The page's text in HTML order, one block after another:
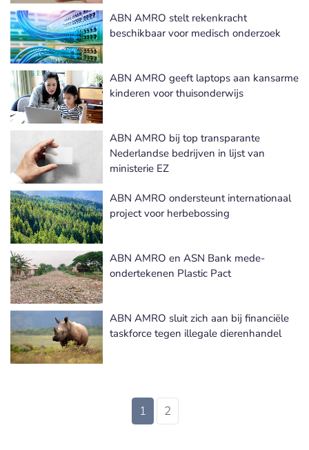
ABN AMRO stelt rekenkracht
beschikbaar voor medisch onderzoek
ABN AMRO geeft laptops aan kansarme
kinderen voor thuisonderwijs
ABN AMRO bij top transparante
Nederlandse bedrijven in lijst van
ministerie EZ
ABN AMRO ondersteunt internationaal
project voor herbebossing
ABN AMRO en ASN Bank mede-
ondertekenen Plastic Pact
ABN AMRO sluit zich aan bij financiële
taskforce tegen illegale dierenhandel
1 2